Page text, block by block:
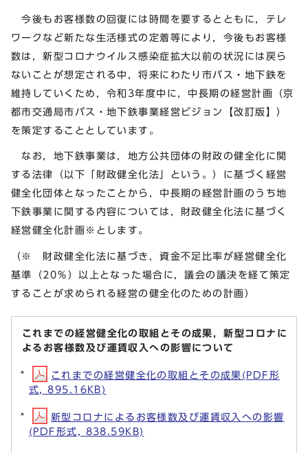
今後もお客様数の回復には時間を要するとともに，テレ
ワークなど新たな生活様式の定着等により，今後もお客様
数は，新型コロナウイルス感染症拡大以前の状況には戻ら
ないことが想定される中，将来にわたり市バス・地下鉄を
維持していくため，令和3年度中に，中長期の経営計画（京
都市交通局市バス・地下鉄事業経営ビジョン【改訂版】）
を策定することとしています。
なお，地下鉄事業は，地方公共団体の財政の健全化に関
する法律（以下「財政健全化法」という。）に基づく経営
健全化団体となったことから，中長期の経営計画のうち地
下鉄事業に関する内容については，財政健全化法に基づく
経営健全化計画※とします。
（※ 財政健全化法に基づき，資金不足比率が経営健全化
基準（20％）以上となった場合に，議会の議決を経て策定
することが求められる経営の健全化のための計画）
これまでの経営健全化の取組とその成果，新型コロナに
よるお客様数及び運賃収入への影響について
これまでの経営健全化の取組とその成果(PDF形
式, 895.16KB)
新型コロナによるお客様数及び運賃収入への影響
(PDF形式, 838.59KB)